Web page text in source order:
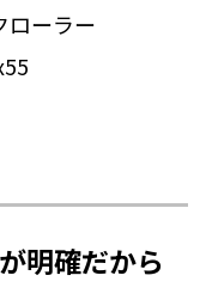
ーラー
明確だから